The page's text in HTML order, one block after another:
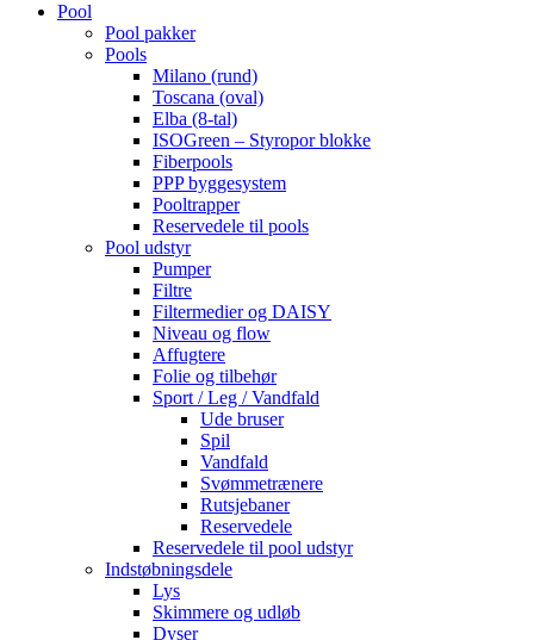
Pool
Pool pakker
Pools
Milano (rund)
Toscana (oval)
Elba (8-tal)
ISOGreen – Styropor blokke
Fiberpools
PPP byggesystem
Pooltrapper
Reservedele til pools
Pool udstyr
Pumper
Filtre
Filtermedier og DAISY
Niveau og flow
Affugtere
Folie og tilbehør
Sport / Leg / Vandfald
Ude bruser
Spil
Vandfald
Svømmetrænere
Rutsjebaner
Reservedele
Reservedele til pool udstyr
Indstøbningsdele
Lys
Skimmere og udløb
Dyser